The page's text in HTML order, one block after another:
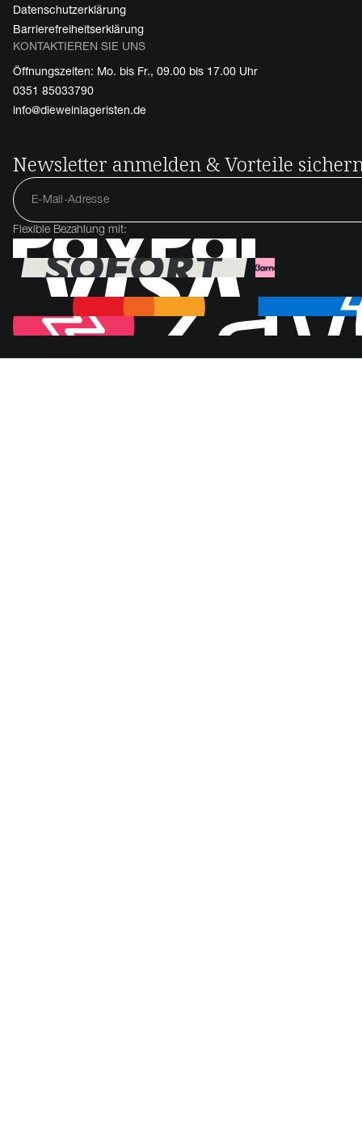
Datenschutzerklärung
Barrierefreiheitserklärung
KONTAKTIEREN SIE UNS
Öffnungszeiten: Mo. bis Fr., 09.00 bis 17.00 Uhr
0351 85033790
info@dieweinlageristen.de
Newsletter anmelden & Vorteile
Flexible Bezahlung mit: